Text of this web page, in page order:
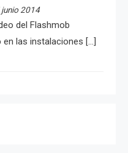
junio 2014
del Flashmob
las instalaciones […]